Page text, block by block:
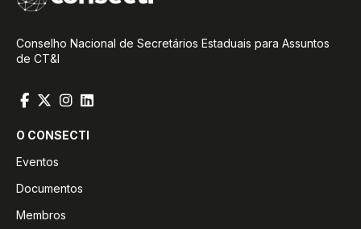
Conselho Nacional de Secretários Estaduais para Assuntos
de CT&I
O CONSECTI
Eventos
Documentos
Membros